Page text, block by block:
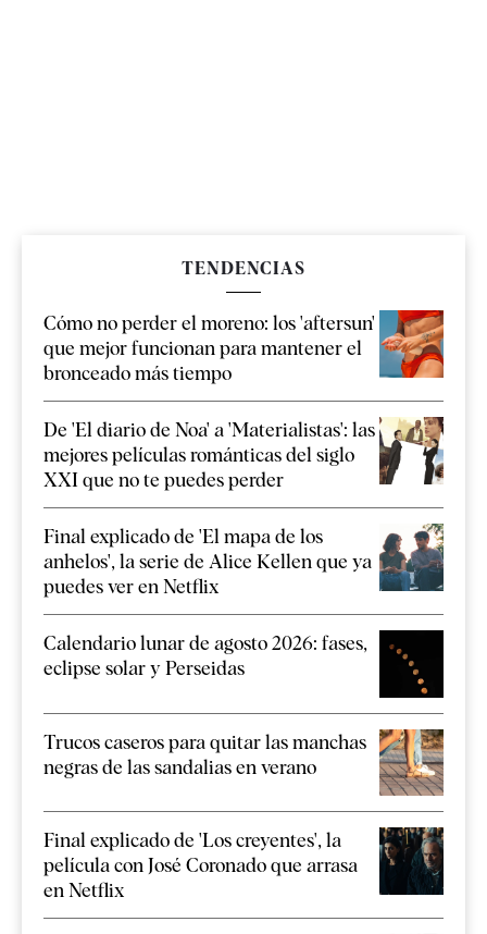
TENDENCIAS
Cómo no perder el moreno: los 'aftersun'
que mejor funcionan para mantener el
bronceado más tiempo
De 'El diario de Noa' a 'Materialistas': las
mejores películas románticas del siglo
XXI que no te puedes perder
Final explicado de 'El mapa de los
anhelos', la serie de Alice Kellen que ya
puedes ver en Netflix
Calendario lunar de agosto 2026: fases,
eclipse solar y Perseidas
Trucos caseros para quitar las manchas
negras de las sandalias en verano
Final explicado de 'Los creyentes', la
película con José Coronado que arrasa
en Netflix